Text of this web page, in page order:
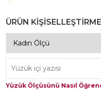
Beştaş Tektaş Kolye ve
ÜRÜN KİŞİSELLEŞTİRME
Yüzük Ölçüsünü Nasıl